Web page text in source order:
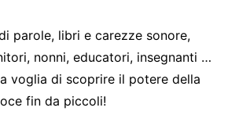
parole, libri e carezze sonore,
nonni, educatori, insegnanti …
voglia di scoprire il potere della
fin da piccoli!